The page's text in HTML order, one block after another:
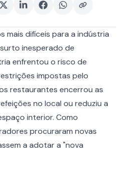
mais difíceis para a indústria
inesperado de
enfrentou o risco de
impostas pelo
restaurantes encerrou as
no local ou reduziu a
interior. Como
procuraram novas
a adotar a "nova